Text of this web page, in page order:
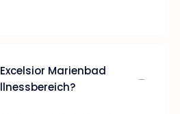
Marienbad